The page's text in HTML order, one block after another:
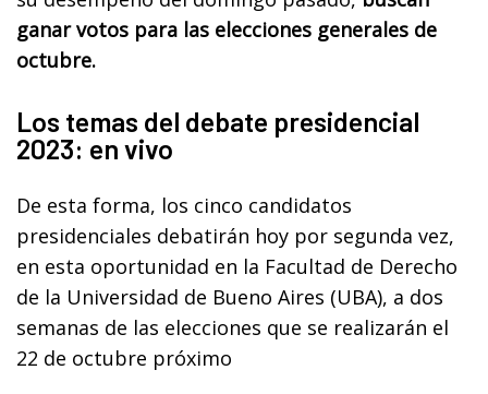
ganar votos para las elecciones generales de
octubre.
Los temas del debate presidencial
2023: en vivo
De esta forma, los cinco candidatos
presidenciales debatirán hoy por segunda vez,
en esta oportunidad en la Facultad de Derecho
de la Universidad de Bueno Aires (UBA), a dos
semanas de las elecciones que se realizarán el
22 de octubre próximo